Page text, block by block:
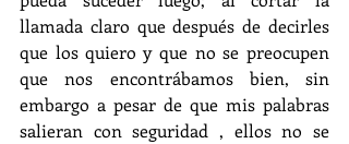
llamada claro que después de decirles
que los quiero y que no se preocupen
que nos encontrábamos bien, sin
embargo a pesar de que mis palabras
salieran con seguridad , ellos no se